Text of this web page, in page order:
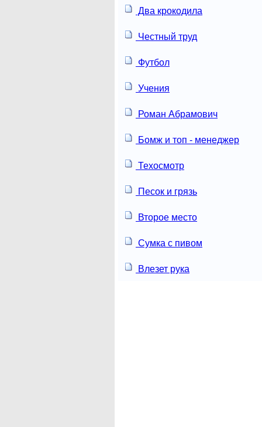
Два крокодила
Честный труд
Футбол
Учения
Роман Абрамович
Бомж и топ - менеджер
Техосмотр
Песок и грязь
Второе место
Сумка с пивом
Влезет рука